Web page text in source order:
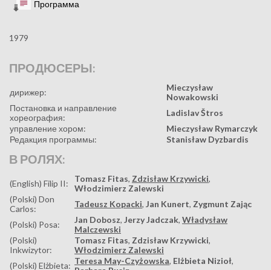
Программа
1979
ПРОДЮСЕРЫ:
дирижер:
Mieczysław
Nowakowski
Постановка и направление
хореография:
Ladislav Štros
управление хором:
Mieczysław Rymarczyk
Редакция программы:
Stanisław Dyzbardis
В РОЛЯХ:
(English) Filip II: Tomasz Fitas, Zdzisław Krzywicki,
Włodzimierz Zalewski
(Polski) Don
Carlos:
Tadeusz Kopacki, Jan Kunert, Zygmunt Zając
(Polski) Posa:
Jan Dobosz, Jerzy Jadczak, Władysław
Malczewski
(Polski)
Inkwizytor:
Tomasz Fitas, Zdzisław Krzywicki,
Włodzimierz Zalewski
(Polski) Elżbieta: Teresa May-Czyżowska, Elżbieta Nizioł,